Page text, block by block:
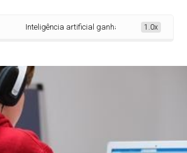
Inteligência artificial ganha força e ajuda na
1.0x